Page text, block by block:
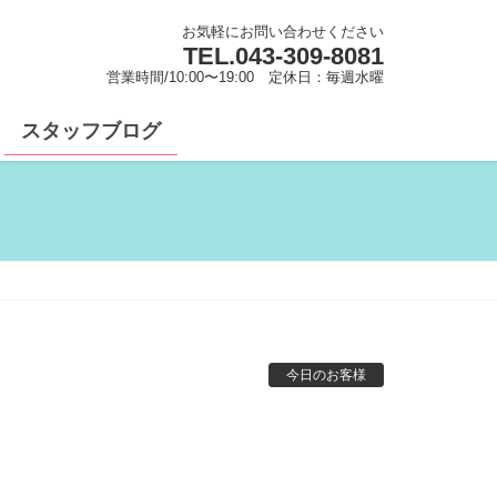
お気軽にお問い合わせください
TEL.043-309-8081
営業時間/10:00〜19:00 定休日：毎週水曜
スタッフブログ
今日のお客様